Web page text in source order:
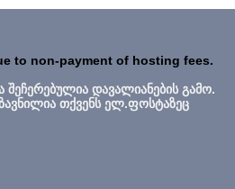
to non-payment of hosting fees.
შეჩერებულია დავალიანების გამო.
თქვენს ელ.ფოსტაზეც